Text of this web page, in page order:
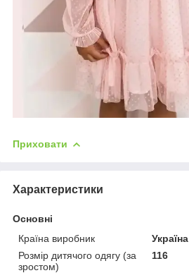
Приховати
Характеристики
Основні
Країна виробник
Україна
Розмір дитячого одягу (за
зростом)
116